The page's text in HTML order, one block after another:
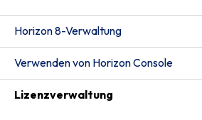
Horizon 8-Verwaltung
Verwenden von Horizon Console
Lizenzverwaltung